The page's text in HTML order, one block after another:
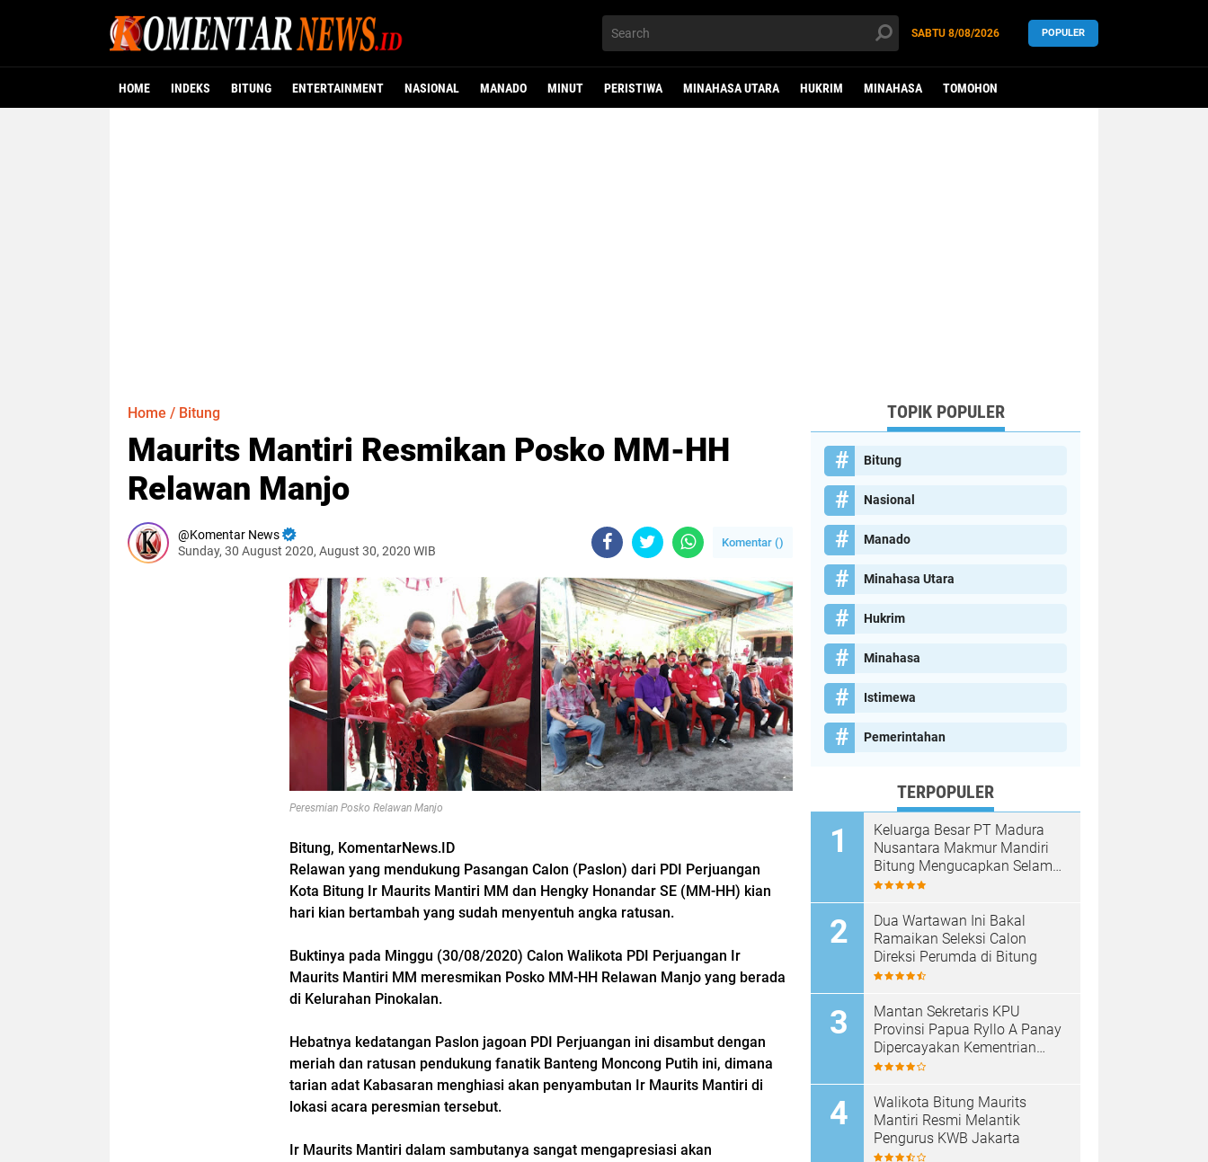
SABTU 8/08/2026 POPULER
HOME INDEKS BITUNG ENTERTAINMENT NASIONAL MANADO MINUT PERISTIWA MINAHASA UTARA HUKRIM MINAHASA TOMOHON
Home / Bitung
Maurits Mantiri Resmikan Posko MM-HH
Relawan Manjo
Komentar News
Sunday, 30 August 2020, August 30, 2020 WIB
Komentar ()
Peresmian Posko Relawan Manjo
Bitung, KomentarNews.ID
Relawan yang mendukung Pasangan Calon (Paslon) dari PDI Perjuangan
Kota Bitung Ir Maurits Mantiri MM dan Hengky Honandar SE (MM-HH) kian
hari kian bertambah yang sudah menyentuh angka ratusan.
Buktinya pada Minggu (30/08/2020) Calon Walikota PDI Perjuangan Ir
Maurits Mantiri MM meresmikan Posko MM-HH Relawan Manjo yang berada
di Kelurahan Pinokalan.
Hebatnya kedatangan Paslon jagoan PDI Perjuangan ini disambut dengan
meriah dan ratusan pendukung fanatik Banteng Moncong Putih ini, dimana
tarian adat Kabasaran menghiasi akan penyambutan Ir Maurits Mantiri di
lokasi acara peresmian tersebut.
Ir Maurits Mantiri dalam sambutanya sangat mengapresiasi akan
TOPIK POPULER
Bitung
Nasional
Manado
Minahasa Utara
Hukrim
Minahasa
Istimewa
Pemerintahan
TERPOPULER
Keluarga Besar PT Madura
Nusantara Makmur Mandiri
Bitung Mengucapkan Selamat
HUT Bhayangkara ke-80
Dua Wartawan Ini Bakal
Ramaikan Seleksi Calon
Direksi Perumda di Bitung
Mantan Sekretaris KPU
Provinsi Papua Ryllo A Panay
Dipercayakan Kementrian
ESDM RI Menjabat Direktur
Bukti
Walikota Bitung Maurits
Mantiri Resmi Melantik
Pengurus KWB Jakarta